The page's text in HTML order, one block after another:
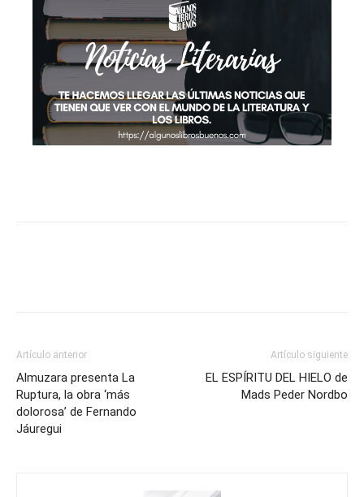
Artículo anterior
Almuzara presenta La
Ruptura, la obra ‘más
dolorosa’ de Fernando
Jáuregui
Artículo siguiente
EL ESPÍRITU DEL HIELO de
Mads Peder Nordbo